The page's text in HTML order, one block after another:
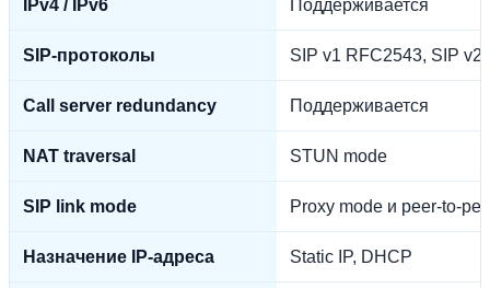
IPv4 / IPv6 Поддерживается
SIP-протоколы SIP v1 RFC2543, SIP v2
Call server redundancy Поддерживается
NAT traversal STUN mode
SIP link mode Proxy mode и peer-to-
Назначение IP-адреса Static IP, DHCP